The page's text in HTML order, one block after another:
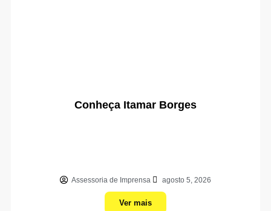
Conheça Itamar Borges
Assessoria de Imprensa agosto 5, 2026
Ver mais